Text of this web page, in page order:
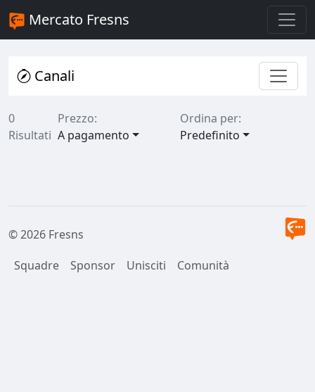
Mercato Fresns
Canali
0
Risultati
Prezzo:
A pagamento
Ordina per:
Predefinito
© 2026 Fresns
Squadre
Sponsor Unisciti Comunità